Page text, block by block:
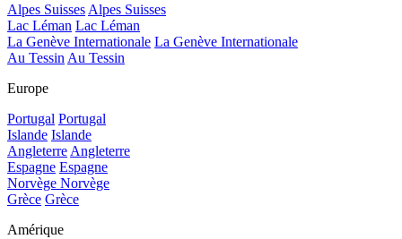
Alpes Suisses Alpes Suisses
Lac Léman Lac Léman
La Genève Internationale La Genève Internationale
Au Tessin Au Tessin
Europe
Portugal Portugal
Islande Islande
Angleterre Angleterre
Espagne Espagne
Norvège Norvège
Grèce Grèce
Amérique